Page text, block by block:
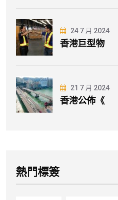
24 7 月 2024
香港巨型物
21 7 月 2024
香港公佈《
熱門標簽